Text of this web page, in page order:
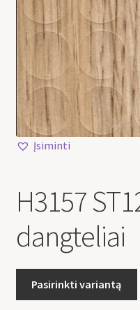
Įsiminti
H3157
dangteliai
Pasirinkti variantą